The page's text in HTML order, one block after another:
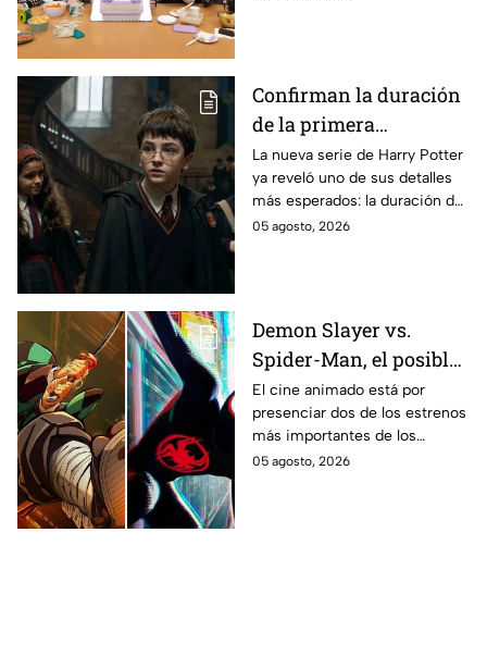
Confirman la duración
de la primera
temporada de Harry
Potter y emocionará a
los fans de los libros
La nueva serie de Harry Potter
ya reveló uno de sus detalles
más esperados: la duración de
la primera temporada basada
05 agosto, 2026
Demon Slayer vs.
Spider-Man, el posible
gran enfrentamiento
en taquilla del 2027
El cine animado está por
presenciar dos de los estrenos
más importantes de los
últimos años.
05 agosto, 2026